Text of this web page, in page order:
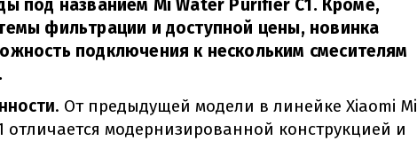
под названием Mi Water Purifier C1. Кроме,
фильтрации и доступной цены, новинка
подключения к нескольким смесителям
. От предыдущей модели в линейке Xiaomi Mi
отличается модернизированной конструкцией и